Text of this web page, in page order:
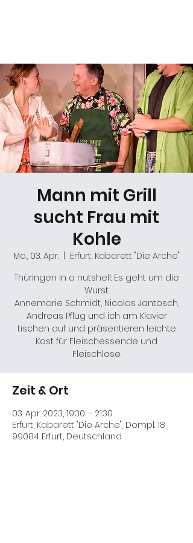
Mann mit Grill
sucht Frau mit
Kohle
Mo., 03. Apr.
Erfurt, Kabarett "Die Arche"
Thüringen in a nutshell: Es geht um die
Wurst.
Annemarie Schmidt, Nicolas Jantosch,
Andreas Pflug und ich am Klavier
tischen auf und präsentieren leichte
Kost für Fleischessende und
Fleischlose.
Zeit & Ort
03. Apr. 2023, 19:30 – 21:30
Erfurt, Kabarett "Die Arche", Dompl. 18,
99084 Erfurt, Deutschland